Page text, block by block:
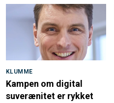
KLUMME
Kampen om digital
suverænitet er rykket